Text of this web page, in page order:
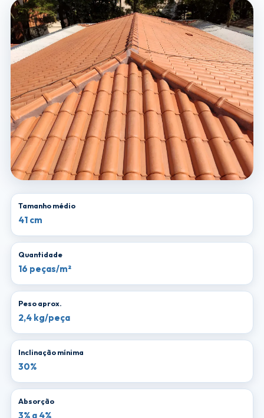
Tamanho médio
41 cm
Quantidade
16 peças/m²
Peso aprox.
2,4 kg/peça
Inclinação mínima
30%
Absorção
3% a 4%